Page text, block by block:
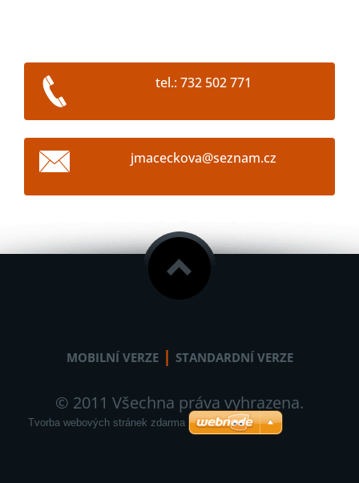
tel.: 732 502 771
jmaceckova@seznam.cz
MOBILNÍ VERZE | STANDARDNÍ VERZE
© 2011 Všechna práva vyhrazena.
Tvorba webových stránek zdarma